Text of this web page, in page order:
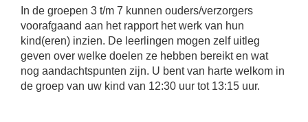
In de groepen 3 t/m 7 kunnen ouders/verzorgers
voorafgaand aan het rapport het werk van hun
kind(eren) inzien. De leerlingen mogen zelf uitleg
geven over welke doelen ze hebben bereikt en wat
nog aandachtspunten zijn. U bent van harte welkom in
de groep van uw kind van 12:30 uur tot 13:15 uur.